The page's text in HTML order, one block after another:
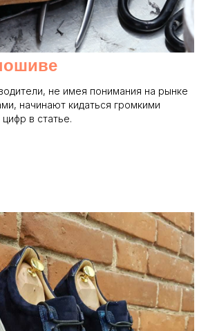
не имея понимания на рынке
начинают кидаться громкими
в статье.